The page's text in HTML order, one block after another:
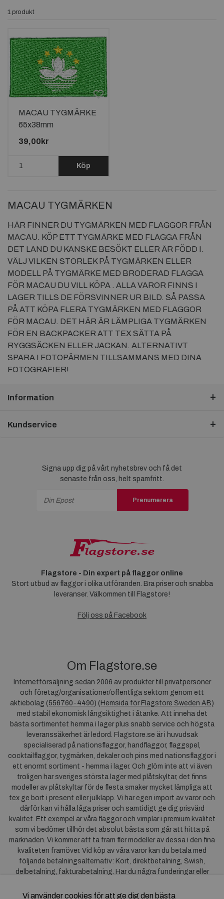
1 produkt
MACAU TYGMÄRKE
65x38mm
39,00kr
Köp
MACAU TYGMÄRKEN
HÄR FINNER DU TYGMÄRKEN MED FLAGGOR FRÅN
MACAU. KÖP ETT TYGMÄRKE MED FLAGGA FRÅN
DET LAND DU KANSKE BESÖKT ELLER ÄR FÖDD I.
VÄLJ VILKEN STORLEK PÅ TYGMÄRKEN ELLER
MODELL PÅ TYGMÄRKE MED BRODERAD FLAGGA
FÖR MACAU DU VILL KÖPA . ALLA VAROR FINNS I
LAGER TILLS DE FÖRSVINNER UR BILD. SÅ PASSA
PÅ ATT KÖPA FLERA TYGMÄRKEN MED FLAGGOR
FÖR MACAU. DET HÄR ÄR LÄMPLIGA TYGMÄRKEN
FÖR EN BACKPACKER ATT TEX SÄTTA PÅ
RYGGSÄCKEN ELLER JACKAN. ALTERNATIVT
SPARA I FOTOPÄRMEN TILLSAMMANS MED DINA
FOTOGRAFIER!
Information
Kundservice
Signa upp dig på vårt nyhetsbrev och få det
senaste från oss, helt spamfritt.
Prenumerera
Flagstore - Din expert på flaggor online
Stort utbud av flaggor i olika utföranden. Bra priser och snabba
leveranser. Välkommen till Flagstore!
Följ oss på Facebook
Om Flagstore.se
Internetförsäljning sedan 2006 av produkter till privatpersoner
och företag/organisationer/offentliga sektorn genom ett
aktiebolag (556760-4490) ( Hemsida för Flagstore Sweden AB)
med stabil ekonomisk långsiktighet i åtanke. Att inneha det
bästa sortimentet hemma i lager plus snabb service och högsta
leveranssäkerhet är ledord. Flagstore.se är i huvudsak
specialiserad på nationsflaggor, handflaggor, flaggspel,
cocktailflaggor, tygmärken, dekaler och pins med nationsflaggor i
ett enormt sortiment - hemma i lager. Och glöm inte att vi även
troligen har sveriges största lager med plåtskyltar, det finns
modeller av plåtskyltar för de flesta smaker mycket lämpliga att
tex ge bort i present eller julklapp. Vi har egen import av varor och
därför kan vi hålla låga priser och samtidigt ge dig prisvärd
kvalitet. Ett exempel är våra flaggor och vimplar i premium kvalitet
som vi bedömer tillhör det absolut bästa som går att hitta på
marknaden. Vi kommer att ta fram fler modeller av dessa i den fina
kvaliteten framöver. Vid köp av våra varor kan du betala med
följande betalningsalternativ: Kort, direktbetalning, Swish,
delbetalning, fakturabetalning. Har du några funderingar eller
dig till oss. För frågor kring Klarna kan duklicka här
Vi använder cookies för att ge dig den bästa